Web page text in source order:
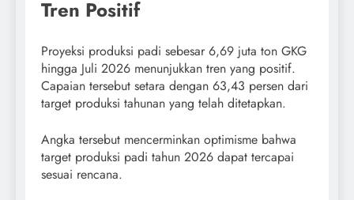
Tren Positif
Proyeksi produksi padi sebesar 6,69 juta ton GKG
hingga Juli 2026 menunjukkan tren yang positif.
Capaian tersebut setara dengan 63,43 persen dari
target produksi tahunan yang telah ditetapkan.
Angka tersebut mencerminkan optimisme bahwa
target produksi padi tahun 2026 dapat tercapai
sesuai rencana.